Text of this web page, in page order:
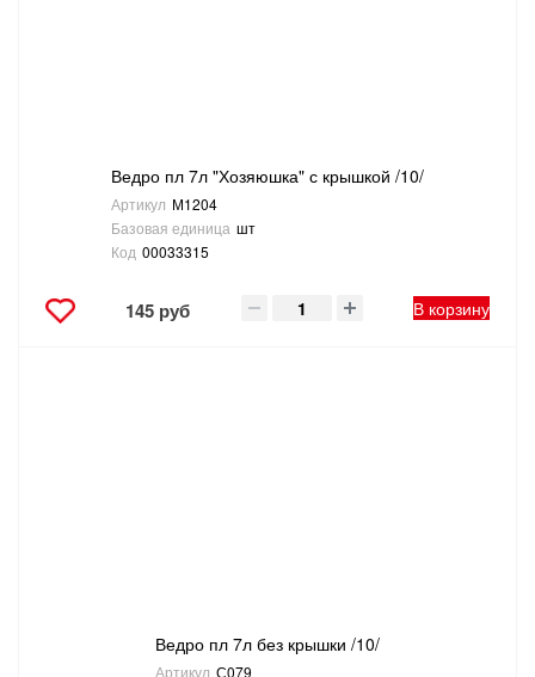
Ведро пл 7л "Хозяюшка" с крышкой /10/
Артикул М1204
Базовая единица шт
Код 00033315
145 руб В корзину
Ведро пл 7л без крышки /10/
Артикул С079